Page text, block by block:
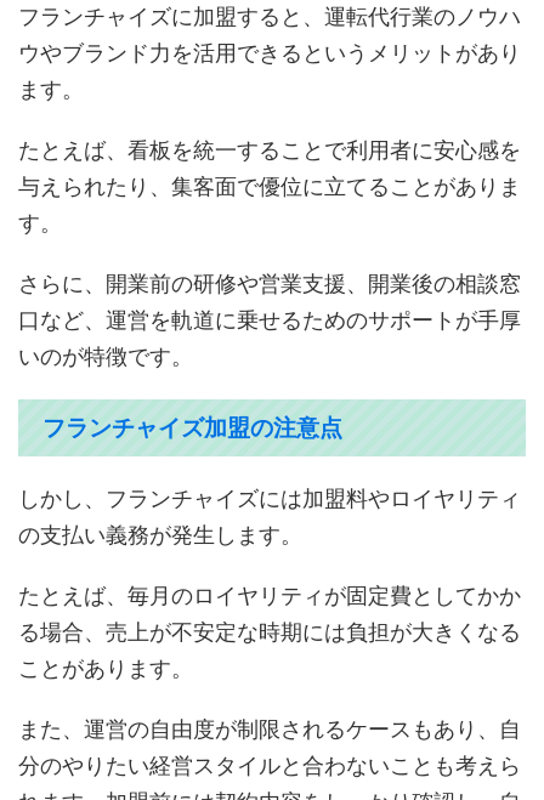
フランチャイズに加盟すると、運転代行業のノウハ
ウやブランド力を活用できるというメリットがあり
ます。
たとえば、看板を統一することで利用者に安心感を
与えられたり、集客面で優位に立てることがありま
す。
さらに、開業前の研修や営業支援、開業後の相談窓
口など、運営を軌道に乗せるためのサポートが手厚
いのが特徴です。
フランチャイズ加盟の注意点
しかし、フランチャイズには加盟料やロイヤリティ
の支払い義務が発生します。
たとえば、毎月のロイヤリティが固定費としてかか
る場合、売上が不安定な時期には負担が大きくなる
ことがあります。
また、運営の自由度が制限されるケースもあり、自
分のやりたい経営スタイルと合わないことも考えら